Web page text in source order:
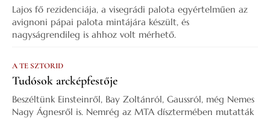
Lajos fő rezidenciája, a visegrádi palota egyértelműen az
avignoni pápai palota mintájára készült, és
nagyságrendileg is ahhoz volt mérhető.
A TE SZTORID
Tudósok arcképfestője
Beszéltünk Einsteinről, Bay Zoltánról, Gaussról, még Nemes
Nagy Ágnesről is. Nemrég az MTA dísztermében mutatták